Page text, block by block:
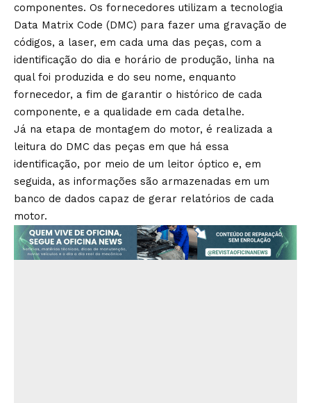
componentes. Os fornecedores utilizam a tecnologia
Data Matrix Code (DMC) para fazer uma gravação de
códigos, a laser, em cada uma das peças, com a
identificação do dia e horário de produção, linha na
qual foi produzida e do seu nome, enquanto
fornecedor, a fim de garantir o histórico de cada
componente, e a qualidade em cada detalhe.
Já na etapa de montagem do motor, é realizada a
leitura do DMC das peças em que há essa
identificação, por meio de um leitor óptico e, em
seguida, as informações são armazenadas em um
banco de dados capaz de gerar relatórios de cada
motor.